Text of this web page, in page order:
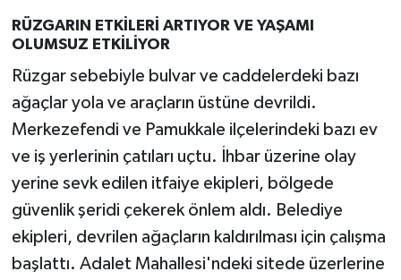
RÜZGARIN ETKİLERİ ARTIYOR VE YAŞAMI
OLUMSUZ ETKİLİYOR
Rüzgar sebebiyle bulvar ve caddelerdeki bazı
ağaçlar yola ve araçların üstüne devrildi.
Merkezefendi ve Pamukkale ilçelerindeki bazı ev
ve iş yerlerinin çatıları uçtu. İhbar üzerine olay
yerine sevk edilen itfaiye ekipleri, bölgede
güvenlik şeridi çekerek önlem aldı. Belediye
ekipleri, devrilen ağaçların kaldırılması için çalışma
başlattı. Adalet Mahallesi'ndeki sitede üzerlerine